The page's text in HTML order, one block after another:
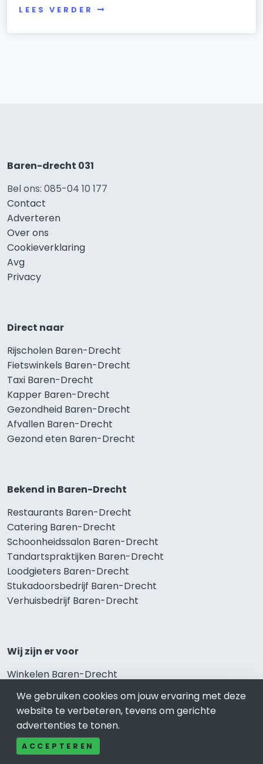
LEES VERDER
Baren-drecht 031
Bel ons: 085-04 10 177
Contact
Adverteren
Over ons
Cookieverklaring
Avg
Privacy
Direct naar
Rijscholen Baren-Drecht
Fietswinkels Baren-Drecht
Taxi Baren-Drecht
Kapper Baren-Drecht
Gezondheid Baren-Drecht
Afvallen Baren-Drecht
Gezond eten Baren-Drecht
Bekend in Baren-Drecht
Restaurants Baren-Drecht
Catering Baren-Drecht
Schoonheidssalon Baren-Drecht
Tandartspraktijken Baren-Drecht
Loodgieters Baren-Drecht
Stukadoorsbedrijf Baren-Drecht
Verhuisbedrijf Baren-Drecht
Wij zijn er voor
Winkelen Baren-Drecht
Appartementen- en Kamerverhuur Baren-Drecht
Camping Baren-Drecht
Overnachten Baren-Drecht
Vakantiehuis Baren-Drecht
We gebruiken cookies om jouw ervaring met deze
website te verbeteren, tevens om gerichte
advertenties te tonen.
ACCEPTEREN